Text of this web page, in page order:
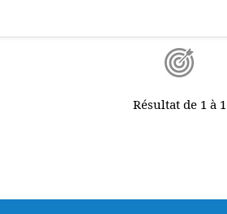
Résultat de 1 à 1